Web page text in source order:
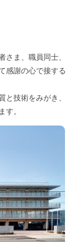
さま、職員同士、
感謝の心で接する
と技術をみがき、
す。